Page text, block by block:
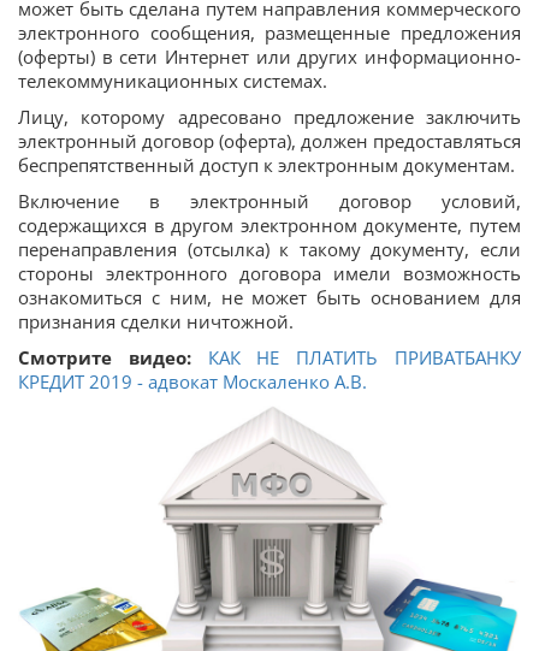
может быть сделана путем направления коммерческого
электронного сообщения, размещенные предложения
(оферты) в сети Интернет или других информационно-
телекоммуникационных системах.
Лицу, которому адресовано предложение заключить
электронный договор (оферта), должен предоставляться
беспрепятственный доступ к электронным документам.
Включение в электронный договор условий,
содержащихся в другом электронном документе, путем
перенаправления (отсылка) к такому документу, если
стороны электронного договора имели возможность
ознакомиться с ним, не может быть основанием для
признания сделки ничтожной.
Смотрите видео:
КАК НЕ ПЛАТИТЬ ПРИВАТБАНКУ
КРЕДИТ 2019 - адвокат Москаленко А.В.